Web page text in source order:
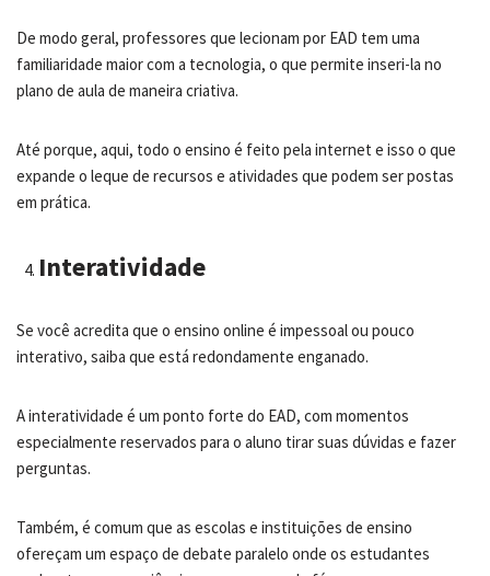
De modo geral, professores que lecionam por EAD tem uma
familiaridade maior com a tecnologia, o que permite inseri-la no
plano de aula de maneira criativa.
Até porque, aqui, todo o ensino é feito pela internet e isso o que
expande o leque de recursos e atividades que podem ser postas
em prática.
Interatividade
Se você acredita que o ensino online é impessoal ou pouco
interativo, saiba que está redondamente enganado.
A interatividade é um ponto forte do EAD, com momentos
especialmente reservados para o aluno tirar suas dúvidas e fazer
perguntas.
Também, é comum que as escolas e instituições de ensino
ofereçam um espaço de debate paralelo onde os estudantes